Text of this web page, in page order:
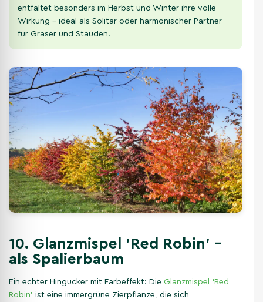
entfaltet besonders im Herbst und Winter ihre volle
Wirkung – ideal als Solitär oder harmonischer Partner
für Gräser und Stauden.
10. Glanzmispel 'Red Robin' –
als Spalierbaum
Ein echter Hingucker mit Farbeffekt: Die Glanzmispel ‘Red
Robin’ ist eine immergrüne Zierpflanze, die sich